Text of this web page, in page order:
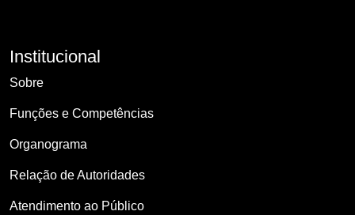
Institucional
Sobre
Funções e Competências
Organograma
Relação de Autoridades
Atendimento ao Público